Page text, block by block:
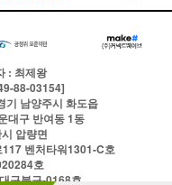
: 최제왕
88-03154]
기 남양주시 화도읍
대구 반여동 1동
압량면
벤처타워1301-C호
호
구북구-0168호